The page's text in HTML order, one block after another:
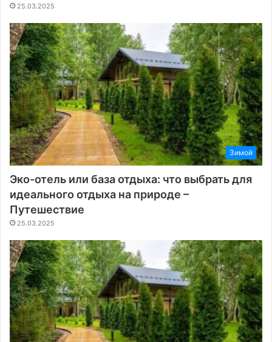
25.03.2025
Зимой
Эко-отель или база отдыха: что выбрать для
идеального отдыха на природе –
Путешествие
25.03.2025